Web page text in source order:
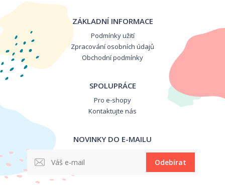
ZÁKLADNÍ INFORMACE
Podmínky užití
Zpracování osobních údajů
Obchodní podmínky
SPOLUPRÁCE
Pro e-shopy
Kontaktujte nás
NOVINKY DO E-MAILU
Odebírat